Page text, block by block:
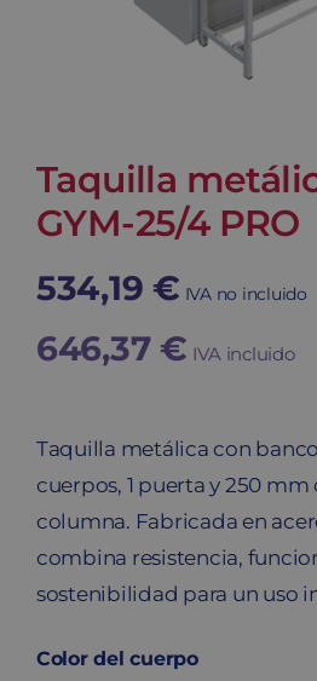
Taquilla
GYM-25/4 PRO
534,19 € IVA no incluido
646,37 € IVA incluido
Taquilla metálica con
cuerpos, 1 puerta y 250
columna. Fabricada en
combina resistencia,
sostenibilidad para un uso
Color del cuerpo